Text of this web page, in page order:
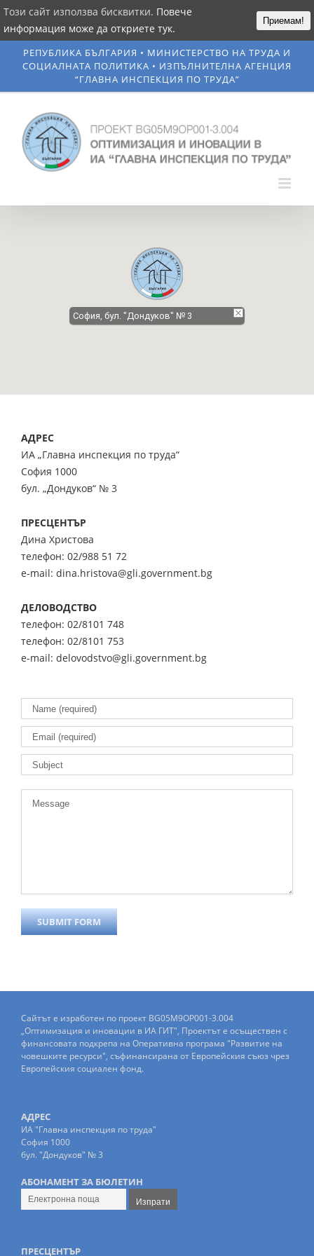
РЕПУБЛИКА БЪЛГАРИЯ • МИНИСТEРСТВО НА ТРУДА И
СОЦИАЛНАТА ПОЛИТИКА • ИЗПЪЛНИТЕЛНА АГЕНЦИЯ
“ГЛАВНА ИНСПЕКЦИЯ ПО ТРУДА”
София, бул. "Дондуков" № 3
АДРЕС
ИА „Главна инспекция по труда“
София 1000
бул. „Дондуков“ № 3
ПРЕСЦЕНТЪР
Дина Христова
телефон: 02/988 51 72
e-mail: dina.hristova@gli.government.bg
ДЕЛОВОДСТВО
телефон: 02/8101 748
телефон: 02/8101 753
e-mail: delovodstvo@gli.government.bg
Сайтът е изработен по проект BG05M9OP001-3.004
„Оптимизация и иновации в ИА ГИТ", Проектът е осъществен с
финансовата подкрепа на Оперативна програма "Развитие на
човешките ресурси", съфинансирана от Европейския съюз чрез
Европейския социален фонд.
АДРЕС
ИА "Главна инспекция по труда"
София 1000
бул. "Дондуков" № 3
АБОНАМЕНТ ЗА БЮЛЕТИН
ПРЕСЦЕНТЪР
Този сайт използва бисквитки. Повече
информация може да откриете тук.
Приемам!